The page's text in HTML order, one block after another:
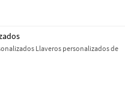
Llaveros personalizados de